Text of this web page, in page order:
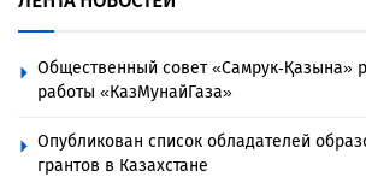
Общественный совет «Самрук-Қазына»
работы «КазМунайГаза»
Опубликован список обладателей
грантов в Казахстане